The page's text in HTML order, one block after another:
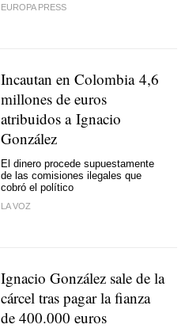
EUROPA PRESS
Incautan en Colombia 4,6
millones de euros
atribuidos a Ignacio
González
El dinero procede supuestamente
de las comisiones ilegales que
cobró el político
LA VOZ
Ignacio González sale de la
cárcel tras pagar la fianza
de 400.000 euros